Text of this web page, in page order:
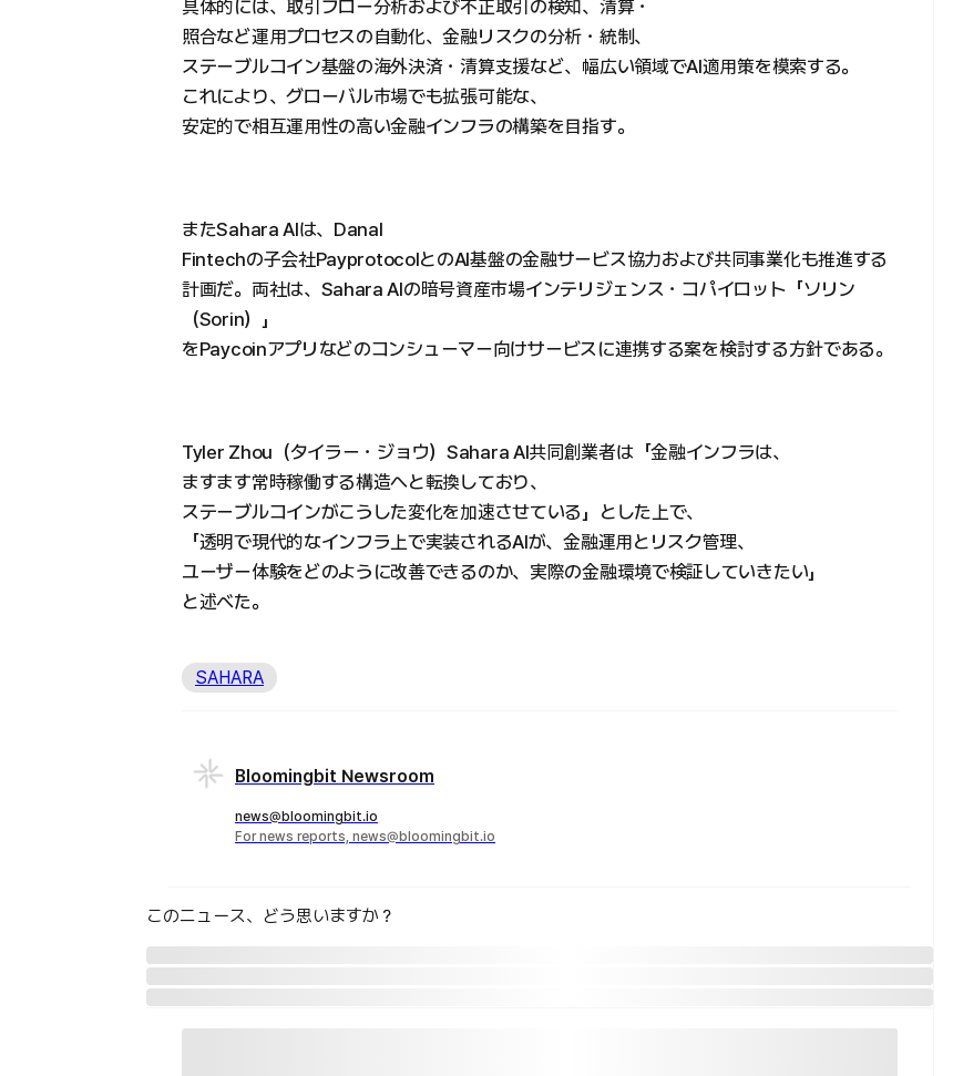
具体的には、取引フロー分析および不正取引の検知、清算・
照合など運用プロセスの自動化、金融リスクの分析・統制、
ステーブルコイン基盤の海外決済・清算支援など、幅広い領域でAI適用策を模索する。
これにより、グローバル市場でも拡張可能な、
安定的で相互運用性の高い金融インフラの構築を目指す。
またSahara AIは、Danal
Fintechの子会社PayprotocolとのAI基盤の金融サービス協力および共同事業化も推進する
計画だ。両社は、Sahara AIの暗号資産市場インテリジェンス・コパイロット「ソリン
（Sorin）」
をPaycoinアプリなどのコンシューマー向けサービスに連携する案を検討する方針である。
Tyler Zhou（タイラー・ジョウ）Sahara AI共同創業者は「金融インフラは、
ますます常時稼働する構造へと転換しており、
ステーブルコインがこうした変化を加速させている」とした上で、
「透明で現代的なインフラ上で実装されるAIが、金融運用とリスク管理、
ユーザー体験をどのように改善できるのか、実際の金融環境で検証していきたい」
と述べた。
SAHARA
Bloomingbit Newsroom
news@bloomingbit.io
For news reports, news@bloomingbit.io
このニュース、どう思いますか？